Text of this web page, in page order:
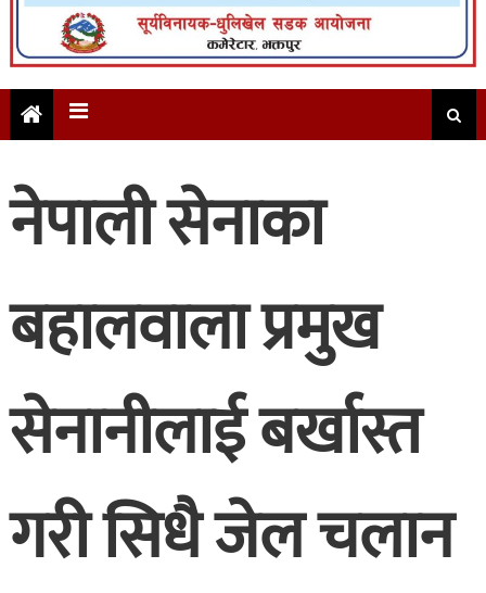
नेपाली सेनाका
बहालवाला प्रमुख
सेनानीलाई बर्खास्त
गरी सिधै जेल चलान